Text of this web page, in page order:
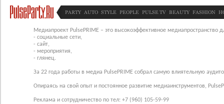
PARTY AUTO STYLE PEOPLE PULSE TV BEAUTY FASHION
Медиапроект PulsePRIME – это высокоэффективное медиапространство
- социальные сети,
- сайт,
- мероприятия,
- глянец.
За 22 года работы в медиа PulsePRIME собрал самую влиятельную
Опираясь на свой опыт и постоянное развитие медиаинструментов,
Реклама и сотрудничество по тел: +7 (960) 105-59-99